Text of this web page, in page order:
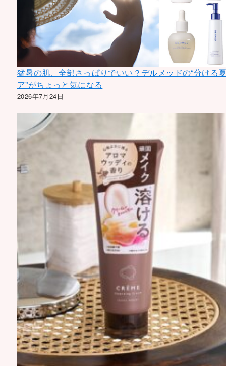
猛暑の肌、全部さっぱりでいい？デルメッドの“分ける
ア”がちょっと気になる
2026年7月24日